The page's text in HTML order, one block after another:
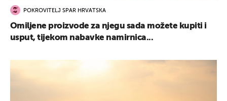
POKROVITELJ SPAR HRVATSKA
Omiljene proizvode za njegu sada možete kupiti i
usput, tijekom nabavke namirnica...